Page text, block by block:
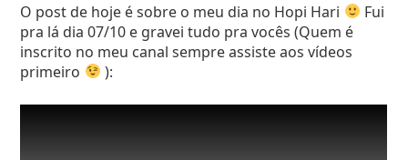
O post de hoje é sobre o meu dia no Hopi Hari
Fui
pra lá dia 07/10 e gravei tudo pra vocês (Quem é
inscrito no meu canal sempre assiste aos vídeos
primeiro
):